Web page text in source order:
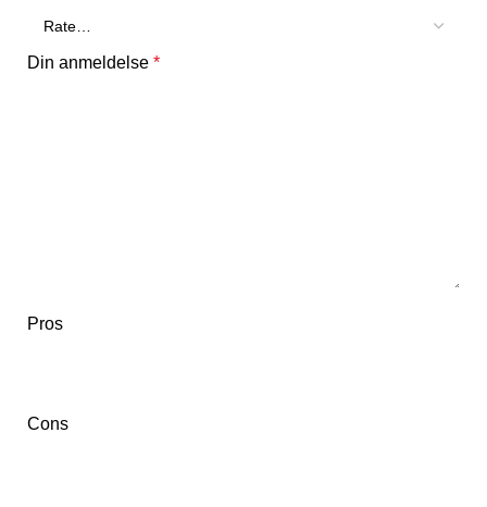
Din anmeldelse *
Pros
Cons